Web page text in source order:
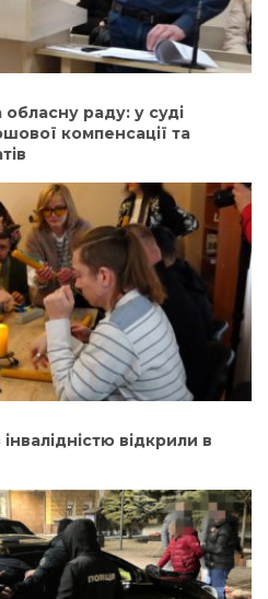
раду: у суді
компенсації та
відкрили в